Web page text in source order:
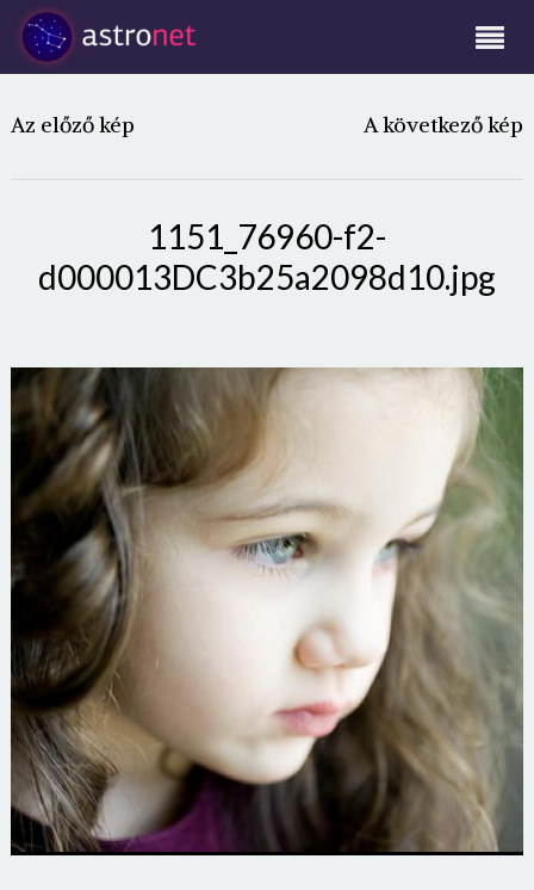
Az előző kép A következő kép
1151_76960-f2-
d000013DC3b25a2098d10.jpg